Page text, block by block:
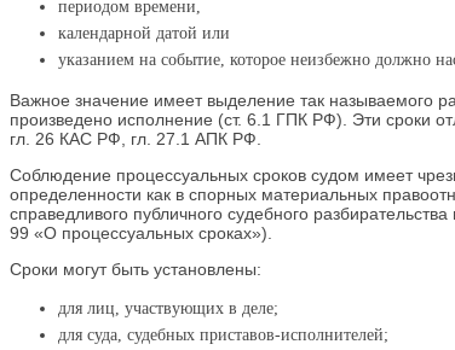
периодом времени,
календарной датой или
указанием на событие, которое неизбежно должно
Важное значение имеет выделение так называемого
произведено исполнение (ст. 6.1 ГПК РФ). Эти сроки
гл. 26 КАС РФ, гл. 27.1 АПК РФ.
Соблюдение процессуальных сроков судом имеет
определенности как в спорных материальных
справедливого публичного судебного
99 «О процессуальных сроках»).
Сроки могут быть установлены:
для лиц, участвующих в деле;
для суда, судебных приставов-исполнителей;